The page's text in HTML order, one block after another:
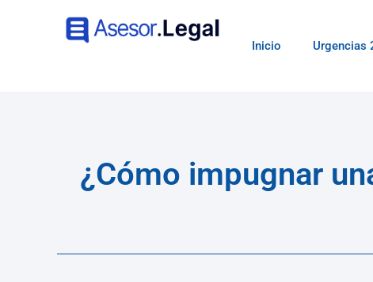
Inicio Urgencias
¿Cómo impugnar